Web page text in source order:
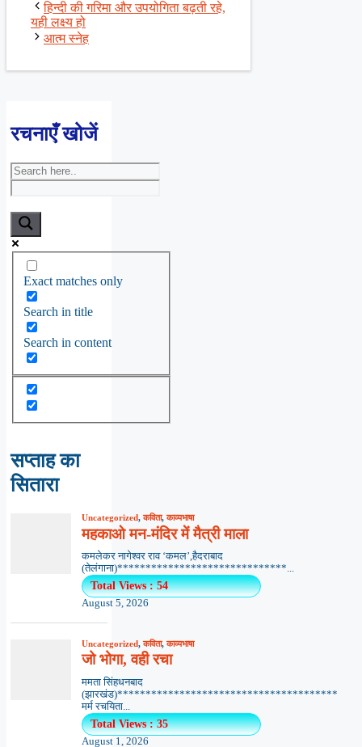
हिन्दी की गरिमा और उपयोगिता बढ़ती रहे,
यही लक्ष्य हो
आत्म स्नेह
रचनाएँ खोजें
Exact matches only
Search in title
Search in content
सप्ताह का
सितारा
Uncategorized,कविता,काव्यभाषा
महकाओ मन-मंदिर में मैत्री माला
कमलेकर नागेश्वर राव ‘कमल’,हैदराबाद
(तेलंगाना)******************************...
Total Views : 54
August 5, 2026
Uncategorized,कविता,काव्यभाषा
जो भोगा, वही रचा
ममता सिंहधनबाद
(झारखंड)***************************************
मर्म रचयिता...
Total Views : 35
August 1, 2026